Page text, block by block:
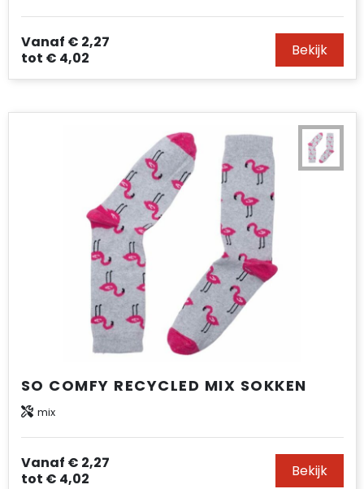
Vanaf € 2,27
tot € 4,02 Bekijk
SO COMFY RECYCLED MIX SOKKEN
mix
Vanaf € 2,27
tot € 4,02 Bekijk